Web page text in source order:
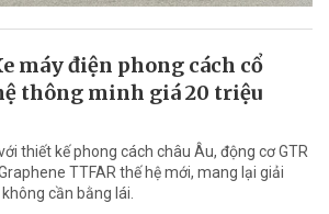
máy điện phong cách cổ
thông minh giá 20 triệu
thiết kế phong cách châu Âu, động cơ GTR
TTFAR thế hệ mới, mang lại giải
cần bằng lái.